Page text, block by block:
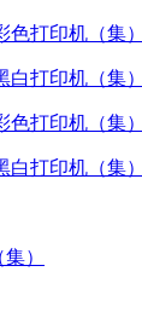
色打印机（集）
白打印机（集）
色打印机（集）
白打印机（集）
）